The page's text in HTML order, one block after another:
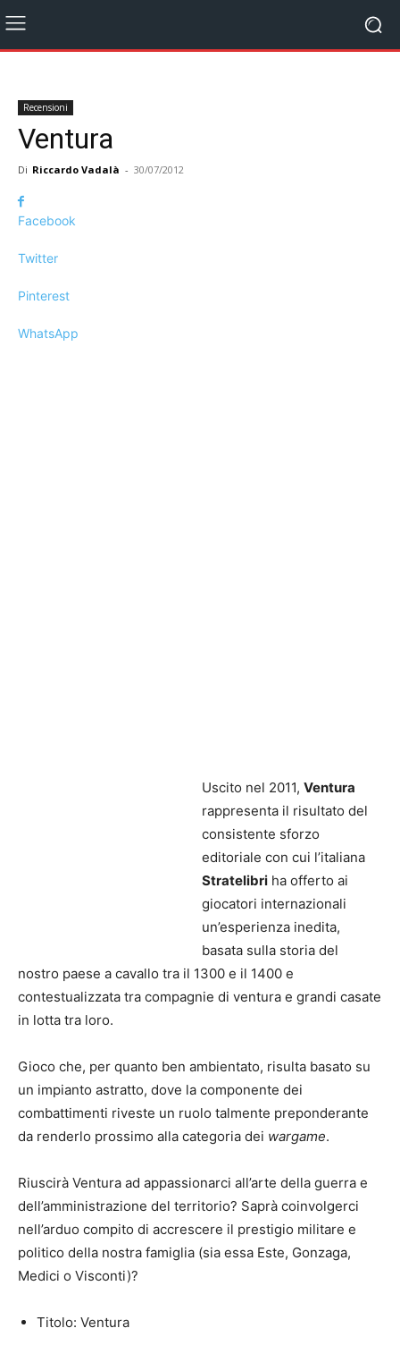
Recensioni
Ventura
Di Riccardo Vadalà - 30/07/2012
Facebook
Twitter
Pinterest
WhatsApp
Uscito nel 2011, Ventura
rappresenta il risultato del
consistente sforzo
editoriale con cui l’italiana
Stratelibri ha offerto ai
giocatori internazionali
un’esperienza inedita,
basata sulla storia del
nostro paese a cavallo tra il 1300 e il 1400 e
contestualizzata tra compagnie di ventura e grandi casate
in lotta tra loro.
Gioco che, per quanto ben ambientato, risulta basato su
un impianto astratto, dove la componente dei
combattimenti riveste un ruolo talmente preponderante
da renderlo prossimo alla categoria dei wargame.
Riuscirà Ventura ad appassionarci all’arte della guerra e
dell’amministrazione del territorio? Saprà coinvolgerci
nell’arduo compito di accrescere il prestigio militare e
politico della nostra famiglia (sia essa Este, Gonzaga,
Medici o Visconti)?
Titolo: Ventura